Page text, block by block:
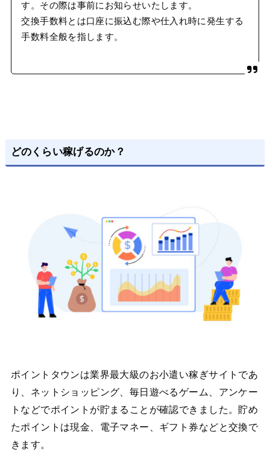
す。その際は事前にお知らせいたします。
交換手数料とは口座に振込む際や仕入れ時に発生する
手数料全般を指します。
どのくらい稼げるのか？
ポイントタウンは業界最大級のお小遣い稼ぎサイトであ
り、ネットショッピング、毎日遊べるゲーム、アンケー
トなどでポイントが貯まることが確認できました。貯め
たポイントは現金、電子マネー、ギフト券などと交換で
きます。